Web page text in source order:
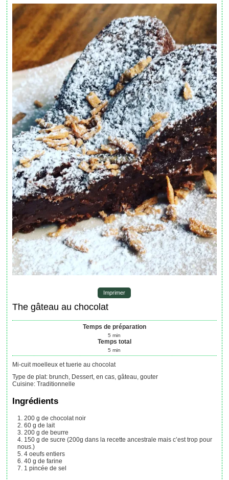
Imprimer
The gâteau au chocolat
Temps de préparation
5 min
Temps total
5 min
Mi-cuit moelleux et tuerie au chocolat
Type de plat: brunch, Dessert, en cas, gâteau, gouter
Cuisine: Traditionnelle
Ingrédients
200 g de chocolat noir
60 g de lait
200 g de beurre
150 g de sucre (200g dans la recette ancestrale mais c’est trop pour
nous.)
4 oeufs entiers
40 g de farine
1 pincée de sel